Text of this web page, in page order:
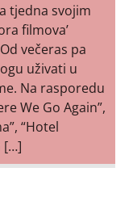
tjedna svojim
filmova’
večeras pa
uživati u
Na rasporedu
We Go Again”,
“Hotel
[…]